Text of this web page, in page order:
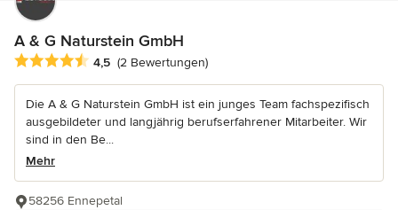
A & G Naturstein GmbH
Durchschnittliche Bewertung: 4.5 von 5 Sternen
4,5 (2 Bewertungen)
Die A & G Naturstein GmbH ist ein junges Team fachspezifisch
ausgebildeter und langjährig berufserfahrener Mitarbeiter. Wir
sind in den Be...
Mehr
58256 Ennepetal